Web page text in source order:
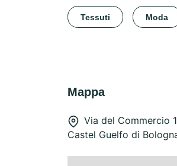
Tessuti Moda
Mappa
Via del Commercio
Castel Guelfo di